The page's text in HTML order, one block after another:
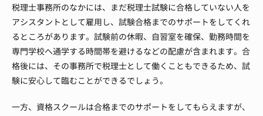
税理士事務所のなかには、まだ税理士試験に合格していない人を
アシスタントとして雇用し、試験合格までのサポートをしてくれ
るところがあります。試験前の休暇、自習室を確保、勤務時間を
専門学校へ通学する時間帯を避けるなどの配慮が含まれます。合
格後には、その事務所で税理士として働くこともできるため、試
験に安心して臨むことができるでしょう。
一方、資格スクールは合格までのサポートをしてもらえますが、